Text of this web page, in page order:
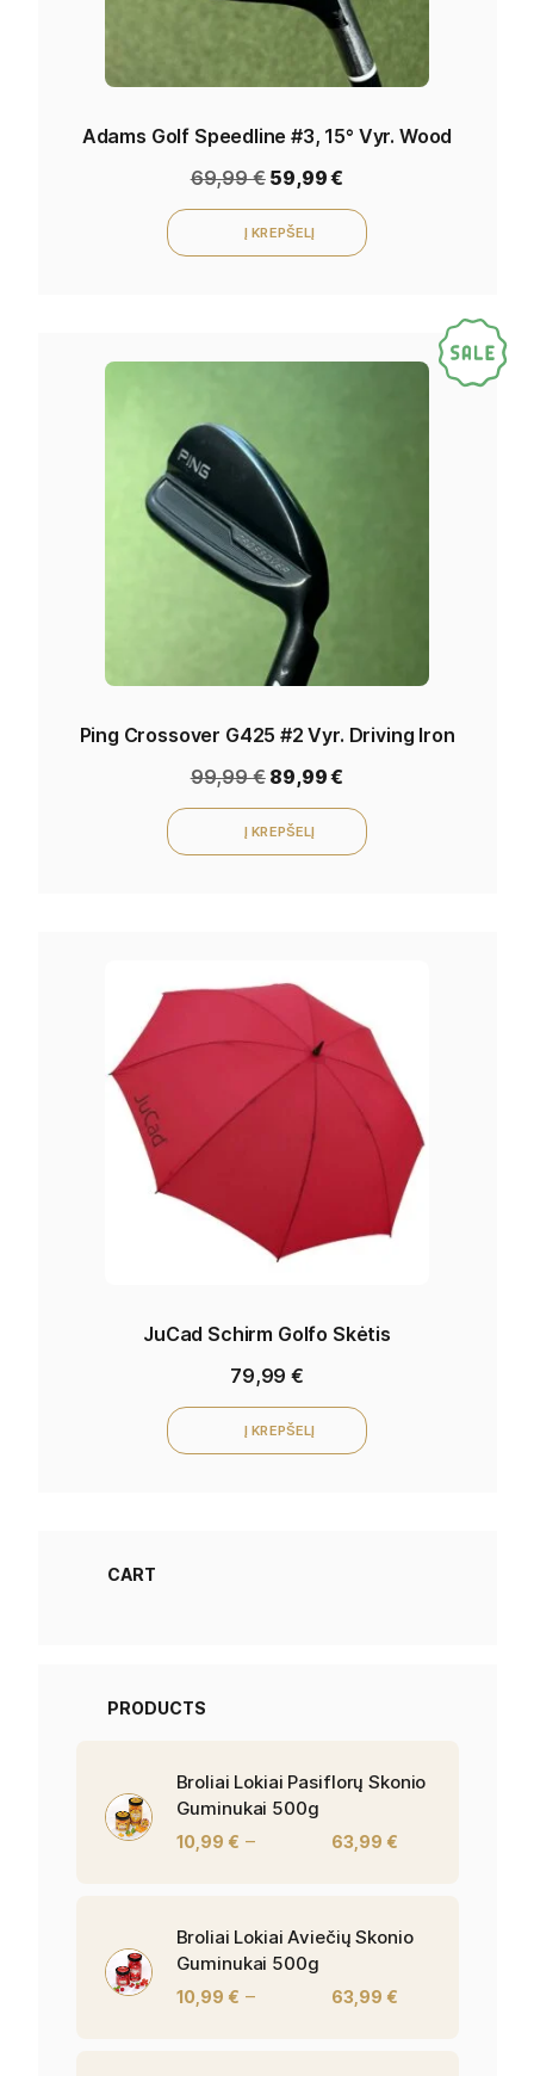
Adams Golf Speedline #3, 15° Vyr. Wood
69,99€ 59,99€
Į KREPŠELĮ
Ping Crossover G425 #2 Vyr. Driving Iron
99,99€ 89,99€
Į KREPŠELĮ
JuCad Schirm Golfo Skėtis
79,99€
Į KREPŠELĮ
CART
PRODUCTS
Broliai Lokiai Pasiflorų Skonio
Guminukai 500g
10,99 € – 63,99 €
Broliai Lokiai Aviečių Skonio
Guminukai 500g
10,99 € – 63,99 €